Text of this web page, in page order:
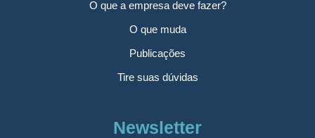
O que a empresa deve fazer?
O que muda
Publicações
Tire suas dúvidas
Newsletter